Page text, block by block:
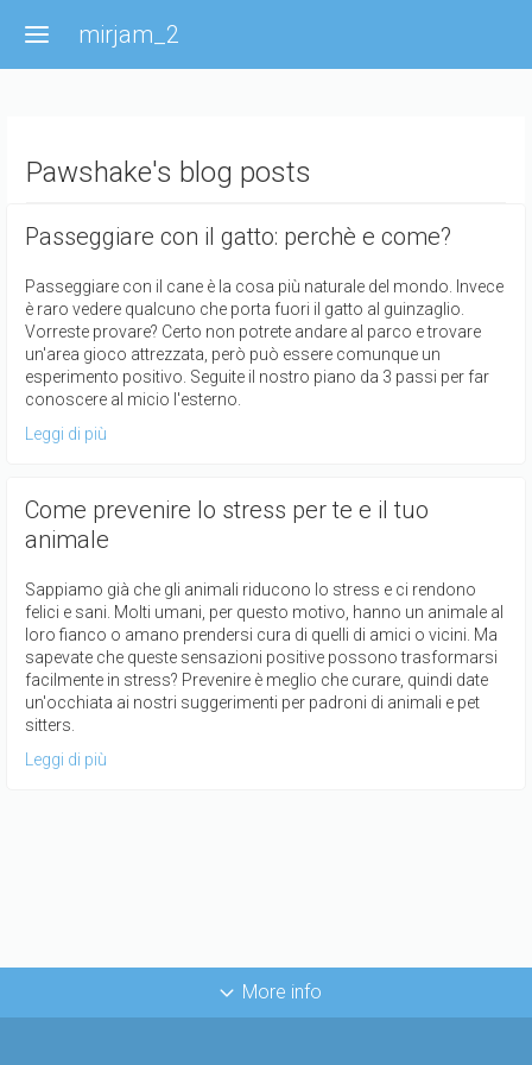
mirjam_2
Pawshake's blog posts
Passeggiare con il gatto: perchè e come?
Passeggiare con il cane è la cosa più naturale del mondo. Invece
è raro vedere qualcuno che porta fuori il gatto al guinzaglio.
Vorreste provare? Certo non potrete andare al parco e trovare
un'area gioco attrezzata, però può essere comunque un
esperimento positivo. Seguite il nostro piano da 3 passi per far
conoscere al micio l'esterno.
Leggi di più
Come prevenire lo stress per te e il tuo
animale
Sappiamo già che gli animali riducono lo stress e ci rendono
felici e sani. Molti umani, per questo motivo, hanno un animale al
loro fianco o amano prendersi cura di quelli di amici o vicini. Ma
sapevate che queste sensazioni positive possono trasformarsi
facilmente in stress? Prevenire è meglio che curare, quindi date
un'occhiata ai nostri suggerimenti per padroni di animali e pet
sitters.
Leggi di più
More info